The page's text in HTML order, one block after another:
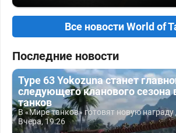
Все новости World of
Последние новости
Type 63 Yokozuna станет
следующего кланового сезона
танков
В «Мире танков» готовят новую награду
Вчера, 19:26